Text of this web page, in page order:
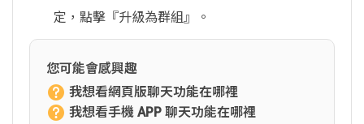
定，點擊『升級為群組』。
您可能會感興趣
我想看網頁版聊天功能在哪裡
我想看手機 APP 聊天功能在哪裡